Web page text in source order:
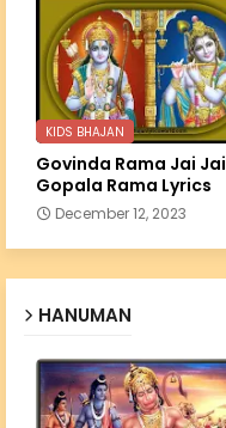
KIDS BHAJAN
Govinda Rama Jai Jai
Gopala Rama Lyrics
December 12, 2023
HANUMAN